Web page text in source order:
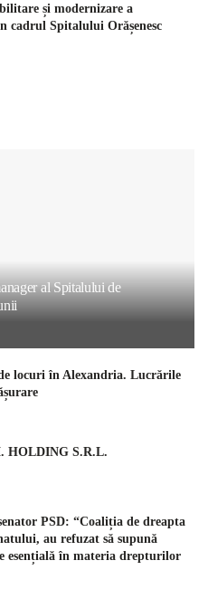
și modernizare a
cadrul Spitalului Orășenesc
al Spitalului de
locuri în Alexandria. Lucrările
HOLDING S.R.L.
PSD: “Coaliția de dreapta
au refuzat să supună
esențială în materia drepturilor